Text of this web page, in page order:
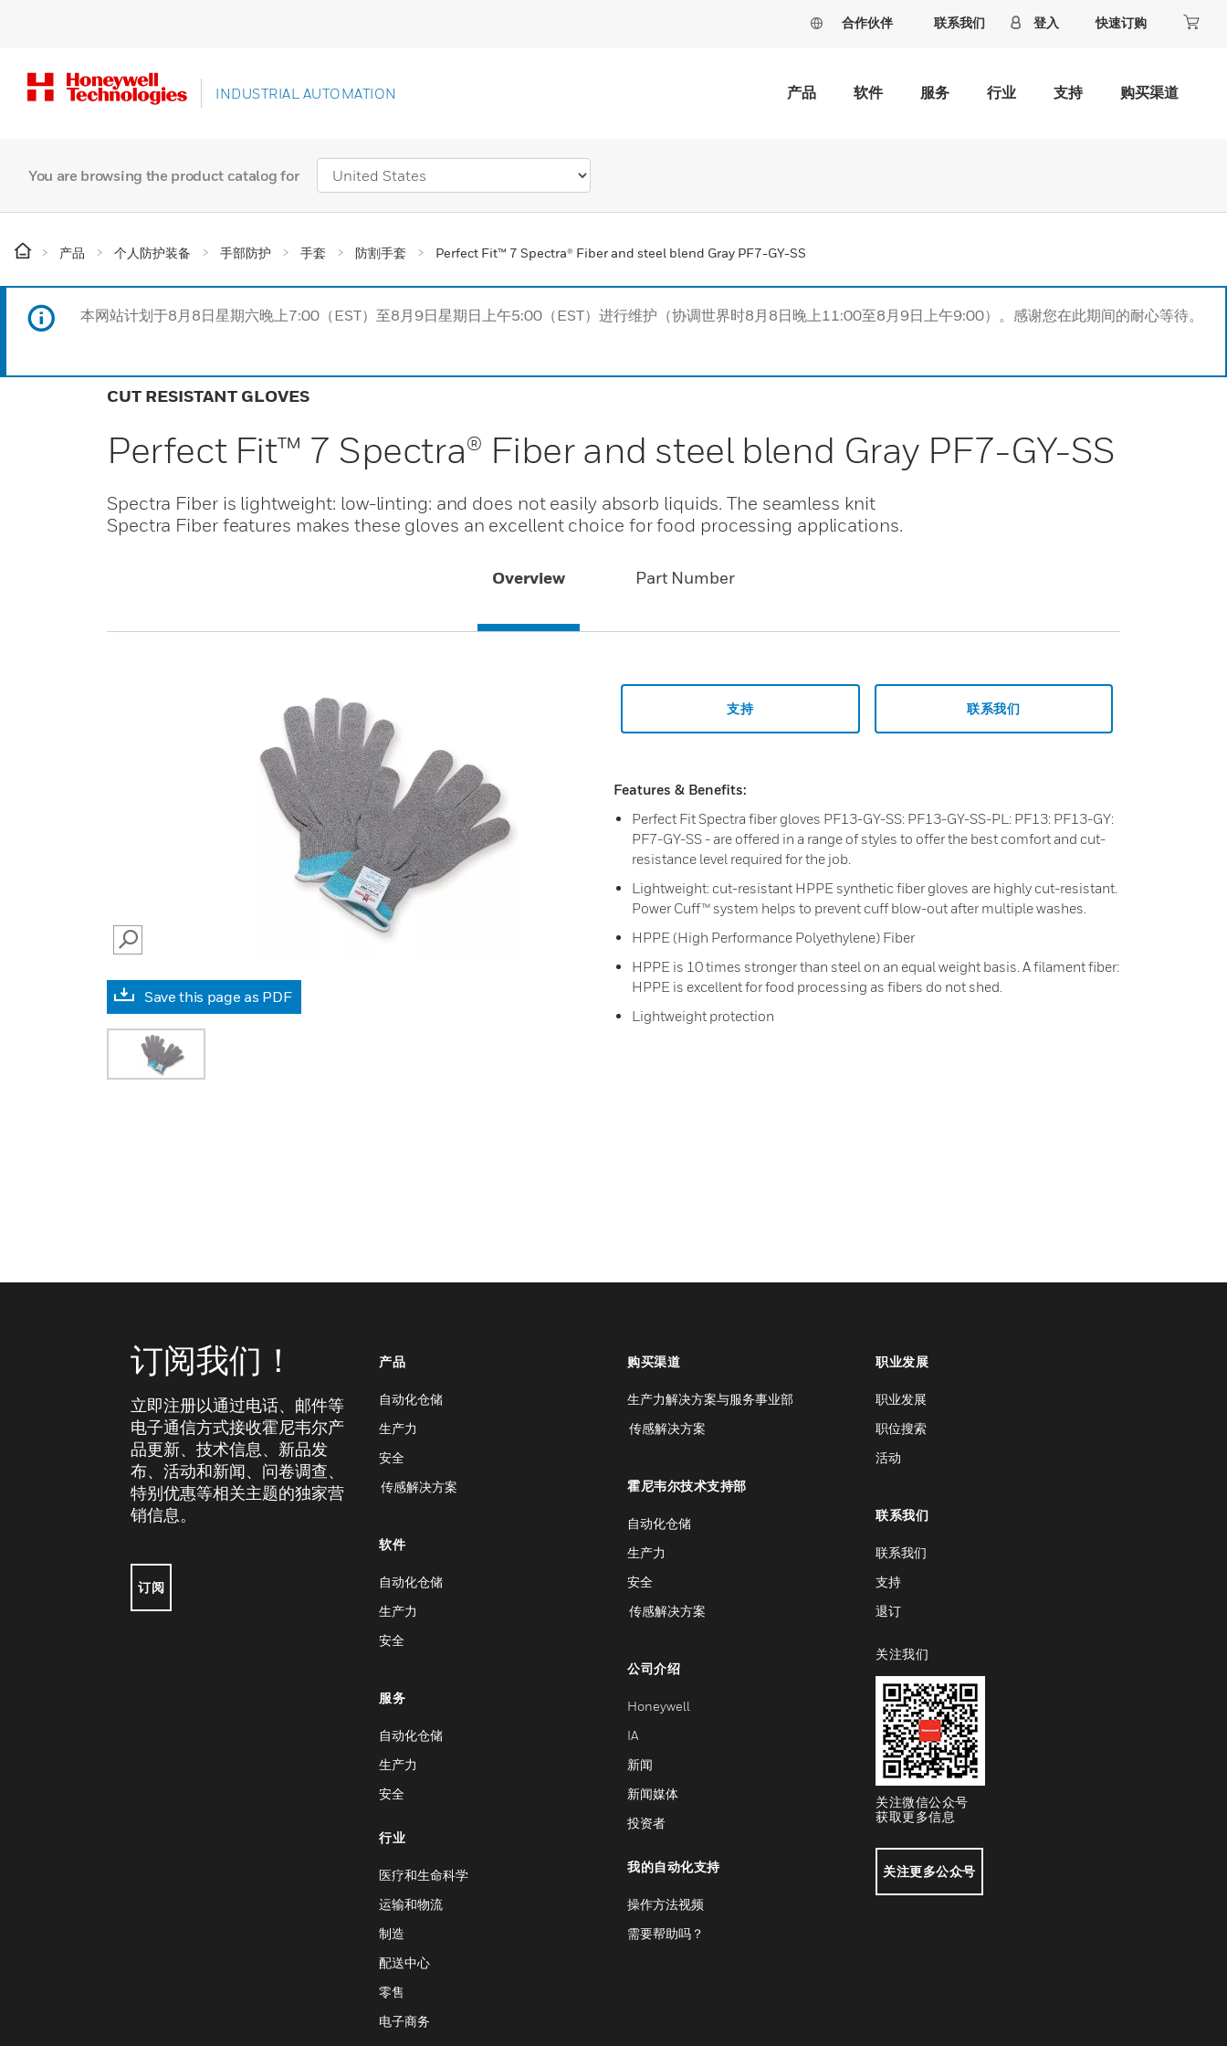
合作伙伴 联系我们 登入 快速订购
INDUSTRIAL AUTOMATION 产品 软件 服务 行业 支持 购买渠道
You are browsing the product catalog for
产品 个人防护装备 手部防护 手套 防割手套 Perfect Fit™ 7 Spectra® Fiber and steel blend Gray PF7-GY-SS
本网站计划于8月8日星期六晚上7:00（EST）至8月9日星期日上午5:00（EST）进行维护（协调世界时8月8日晚上11:00至8月9日上午9:00）。感谢您在此期间的耐心等待。
CUT RESISTANT GLOVES
Perfect Fit™ 7 Spectra® Fiber and steel blend Gray PF7-GY-SS
Spectra Fiber is lightweight: low-linting: and does not easily absorb liquids. The seamless knit
Spectra Fiber features makes these gloves an excellent choice for food processing applications.
Overview Part Number
SEARCH
Save this page as PDF
支持 联系我们
Features & Benefits:
Perfect Fit Spectra fiber gloves PF13-GY-SS: PF13-GY-SS-PL: PF13: PF13-GY:
PF7-GY-SS - are offered in a range of styles to offer the best comfort and cut-
resistance level required for the job.
Lightweight: cut-resistant HPPE synthetic fiber gloves are highly cut-resistant.
Power Cuff™ system helps to prevent cuff blow-out after multiple washes.
HPPE (High Performance Polyethylene) Fiber
HPPE is 10 times stronger than steel on an equal weight basis. A filament fiber:
HPPE is excellent for food processing as fibers do not shed.
Lightweight protection
订阅我们！
立即注册以通过电话、邮件等
电子通信方式接收霍尼韦尔产
品更新、技术信息、新品发
布、活动和新闻、问卷调查、
特别优惠等相关主题的独家营
销信息。
订阅
产品
自动化仓储
生产力
安全
传感解决方案
软件
自动化仓储
生产力
安全
服务
自动化仓储
生产力
安全
行业
医疗和生命科学
运输和物流
制造
配送中心
零售
电子商务
购买渠道
生产力解决方案与服务事业部
传感解决方案
霍尼韦尔技术支持部
自动化仓储
生产力
安全
传感解决方案
公司介绍
Honeywell
IA
新闻
新闻媒体
投资者
我的自动化支持
操作方法视频
需要帮助吗？
职业发展
职业发展
职位搜索
活动
联系我们
联系我们
支持
退订
关注我们
关注微信公众号
获取更多信息
关注更多公众号